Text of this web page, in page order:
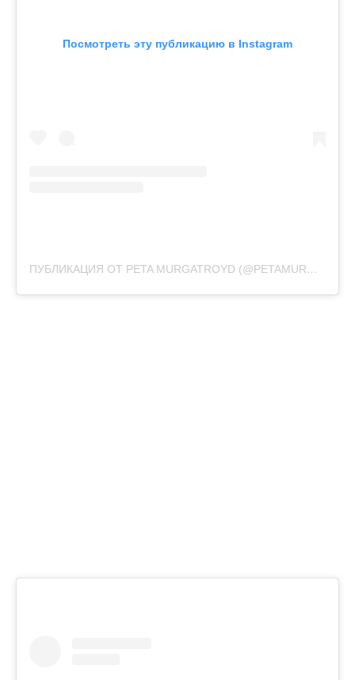
Посмотреть эту публикацию в Instagram
ПУБЛИКАЦИЯ ОТ PETA MURGATROYD (@PETAMURGATROYD)